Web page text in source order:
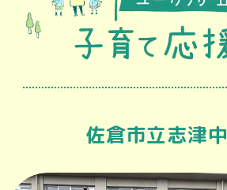
佐倉市立志津